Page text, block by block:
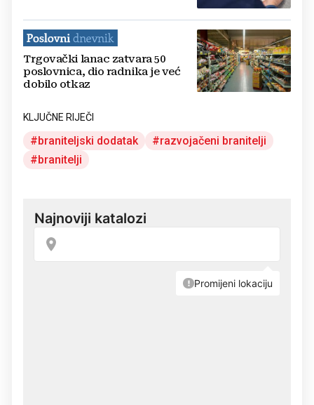
Trgovački lanac zatvara 50
poslovnica, dio radnika je već
dobilo otkaz
KLJUČNE RIJEČI
braniteljski dodatak
razvojačeni branitelji
branitelji